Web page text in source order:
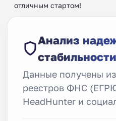
отличным стартом!
Анализ
Данные получены
реестров ФНС
HeadHunter и